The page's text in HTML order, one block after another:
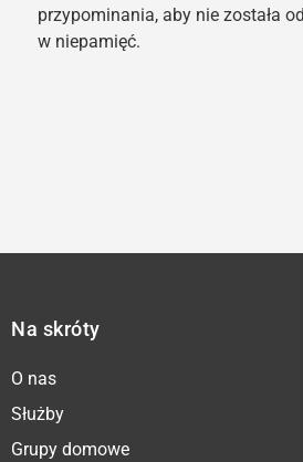
przypominania, aby nie została
w niepamięć.
Na skróty
O nas
Służby
Grupy domowe